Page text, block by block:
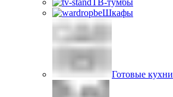
ТВ-тумбы
Шкафы
Готовые кухни